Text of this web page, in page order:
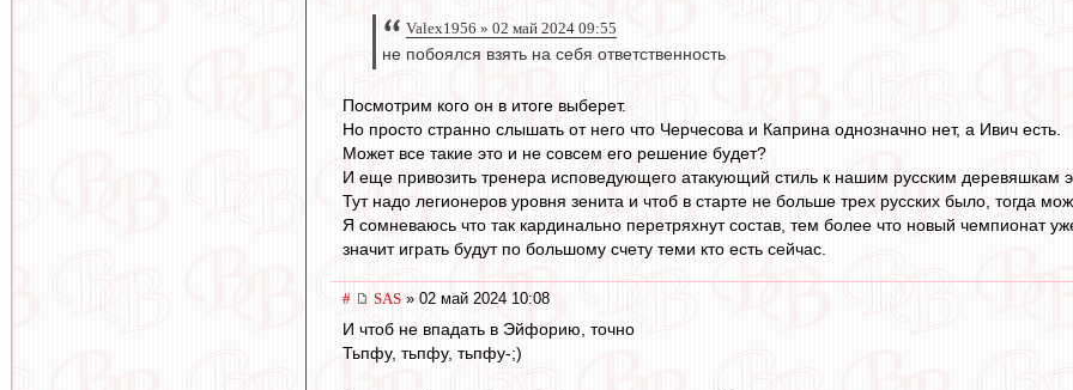
Valex1956 » 02 май 2024 09:55
не побоялся взять на себя ответственность
Посмотрим кого он в итоге выберет.
Но просто странно слышать от него что Черчесова и Каприна однозначно нет, а Ивич есть.
Может все такие это и не совсем его решение будет?
И еще привозить тренера исповедующего атакующий стиль к нашим русским деревяшкам
Тут надо легионеров уровня зенита и чтоб в старте не больше трех русских было, тогда
Я сомневаюсь что так кардинально перетряхнут состав, тем более что новый чемпионат
значит играть будут по большому счету теми кто есть сейчас.
# SAS » 02 май 2024 10:08
И чтоб не впадать в Эйфорию, точно
Тьпфу, тьпфу, тьпфу-;)